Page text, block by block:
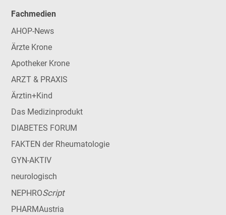
Fachmedien
AHOP-News
Ärzte Krone
Apotheker Krone
ARZT & PRAXIS
Ärztin+Kind
Das Medizinprodukt
DIABETES FORUM
FAKTEN der Rheumatologie
GYN-AKTIV
neurologisch
NEPHROScript
PHARMAustria